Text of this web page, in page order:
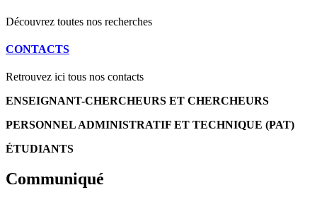
Découvrez toutes nos recherches
CONTACTS
Retrouvez ici tous nos contacts
ENSEIGNANT-CHERCHEURS ET CHERCHEURS
PERSONNEL ADMINISTRATIF ET TECHNIQUE (PAT)
ÉTUDIANTS
Communiqué